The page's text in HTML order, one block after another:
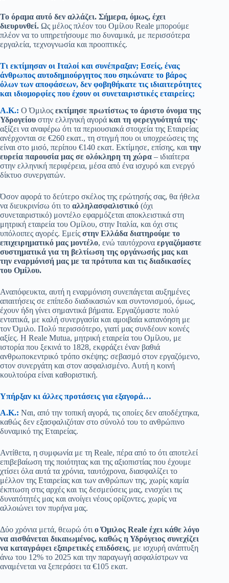
Το όραμα αυτό δεν αλλάζει. Σήμερα, όμως, έχει
διευρυνθεί. Ως μέλος πλέον του Ομίλου Reale μπορούμε
πλέον να το υπηρετήσουμε πιο δυναμικά, με περισσότερα
εργαλεία, τεχνογνωσία και προοπτικές.
Τι εκτίμησαν οι Ιταλοί και συνέπραξαν; Εσείς, ένας
άνθρωπος αυτοδημιούργητος που σηκώνατε το βάρος
όλων των αποφάσεων, δεν φοβηθήκατε τις ιδιαιτερότητες
και ιδιομορφίες που έχουν οι συνεταιριστικές εταιρείες;
Α.Κ.: Ο Όμιλος εκτίμησε πρωτίστως το άριστο όνομα της
Υδρογείου στην ελληνική αγορά και τη φερεγγυότητά της·
αξίζει να αναφέρω ότι τα περιουσιακά στοιχεία της Εταιρείας
ανέρχονται σε €260 εκατ., τη στιγμή που οι υποχρεώσεις της
είναι στο μισό, περίπου €140 εκατ. Εκτίμησε, επίσης, και την
ευρεία παρουσία μας σε ολόκληρη τη χώρα – ιδιαίτερα
στην ελληνική περιφέρεια, μέσα από ένα ισχυρό και ενεργό
δίκτυο συνεργατών.
Όσον αφορά το δεύτερο σκέλος της ερώτησής σας, θα ήθελα
να διευκρινίσω ότι το αλληλασφαλιστικό (όχι
συνεταιριστικό) μοντέλο εφαρμόζεται αποκλειστικά στη
μητρική εταιρεία του Ομίλου, στην Ιταλία, και όχι στις
υπόλοιπες αγορές. Εμείς στην Ελλάδα διατηρούμε το
επιχειρηματικό μας μοντέλο, ενώ ταυτόχρονα εργαζόμαστε
συστηματικά για τη βελτίωση της οργάνωσής μας και
την εναρμόνισή μας με τα πρότυπα και τις διαδικασίες
του Ομίλου.
Αναπόφευκτα, αυτή η εναρμόνιση συνεπάγεται αυξημένες
απαιτήσεις σε επίπεδο διαδικασιών και συντονισμού, όμως,
έχουν ήδη γίνει σημαντικά βήματα. Εργαζόμαστε πολύ
εντατικά, με καλή συνεργασία και αμοιβαία κατανόηση με
τον Όμιλο. Πολύ περισσότερο, γιατί μας συνδέουν κοινές
αξίες. Η Reale Mutua, μητρική εταιρεία του Ομίλου, με
ιστορία που ξεκινά το 1828, εκφράζει έναν βαθιά
ανθρωποκεντρικό τρόπο σκέψης: σεβασμό στον εργαζόμενο,
στον συνεργάτη και στον ασφαλισμένο. Αυτή η κοινή
κουλτούρα είναι καθοριστική.
Υπήρξαν κι άλλες προτάσεις για εξαγορά…
Α.Κ.: Ναι, από την τοπική αγορά, τις οποίες δεν αποδέχτηκα,
καθώς δεν εξασφαλιζόταν στο σύνολό του το ανθρώπινο
δυναμικό της Εταιρείας.
Αντίθετα, η συμφωνία με τη Reale, πέρα από το ότι αποτελεί
επιβεβαίωση της ποιότητας και της αξιοπιστίας που έχουμε
χτίσει όλα αυτά τα χρόνια, ταυτόχρονα, διασφαλίζει το
μέλλον της Εταιρείας και των ανθρώπων της, χωρίς καμία
έκπτωση στις αρχές και τις δεσμεύσεις μας, ενισχύει τις
δυνατότητές μας και ανοίγει νέους ορίζοντες, χωρίς να
αλλοιώνει τον πυρήνα μας.
Δύο χρόνια μετά, θεωρώ ότι ο Όμιλος Reale έχει κάθε λόγο
να αισθάνεται δικαιωμένος, καθώς η Υδρόγειος συνεχίζει
να καταγράφει εξαιρετικές επιδόσεις, με ισχυρή ανάπτυξη
άνω του 12% το 2025 και την παραγωγή ασφαλίστρων να
αναμένεται να ξεπεράσει τα €105 εκατ.